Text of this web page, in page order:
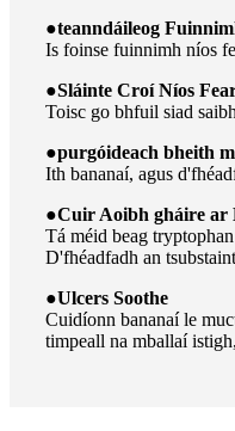
●teanndáileog
Is foinse fuinnimh níos
●Sláinte Croí Níos
Toisc go bhfuil siad
●purgóideach bheith
Ith bananaí, agus
●Cuir Aoibh gháire ar
Tá méid beag
D'fhéadfadh an
●Ulcers Soothe
Cuidíonn bananaí le
timpeall na mballaí